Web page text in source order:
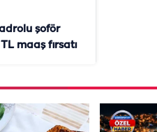
şoför
maaş fırsatı